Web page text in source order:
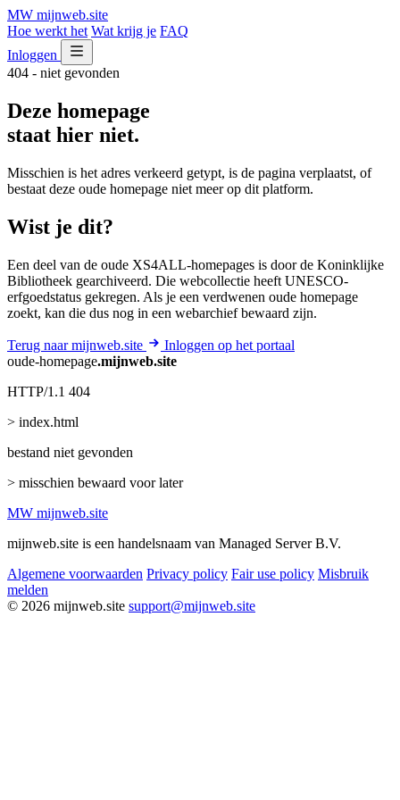
MW mijnweb.site
Hoe werkt het Wat krijg je FAQ
Inloggen
404 - niet gevonden
Deze homepage
staat hier niet.
Misschien is het adres verkeerd getypt, is de pagina verplaatst, of
bestaat deze oude homepage niet meer op dit platform.
Wist je dit?
Een deel van de oude XS4ALL-homepages is door de Koninklijke
Bibliotheek gearchiveerd. Die webcollectie heeft UNESCO-
erfgoedstatus gekregen. Als je een verdwenen oude homepage
zoekt, kan die dus nog in een webarchief bewaard zijn.
Terug naar mijnweb.site
Inloggen op het portaal
oude-homepage.mijnweb.site
HTTP/1.1 404
> index.html
bestand niet gevonden
> misschien bewaard voor later
MW mijnweb.site
mijnweb.site is een handelsnaam van Managed Server B.V.
Algemene voorwaarden Privacy policy Fair use policy Misbruik
melden
© 2026 mijnweb.site support@mijnweb.site